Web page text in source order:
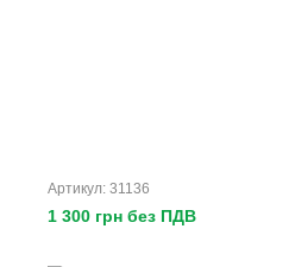
Артикул: 31136
1 300 грн без ПДВ